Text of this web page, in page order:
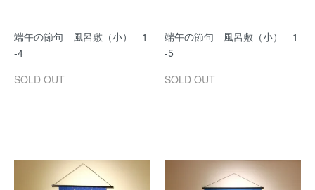
端午の節句 風呂敷（小） 1
-4
SOLD OUT
端午の節句 風呂敷（小） 1
-5
SOLD OUT